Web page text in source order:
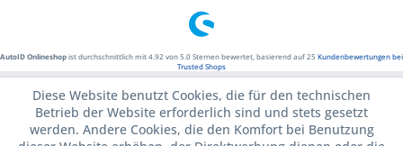
AutoID Onlineshopist durchschnittlich mit4.92 von5.0Sternen bewertet, basierend auf25 Kundenbewertungen bei
Trusted Shops
Diese Website benutzt Cookies, die für den technischen
Betrieb der Website erforderlich sind und stets gesetzt
werden. Andere Cookies, die den Komfort bei Benutzung